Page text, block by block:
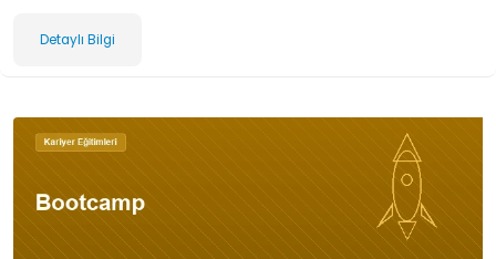
Detaylı Bilgi